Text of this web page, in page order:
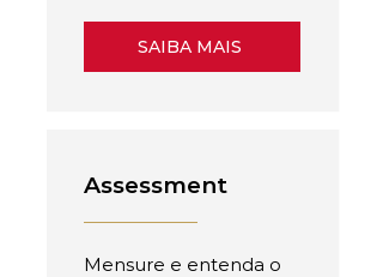
SAIBA MAIS
Assessment
Mensure e entenda o